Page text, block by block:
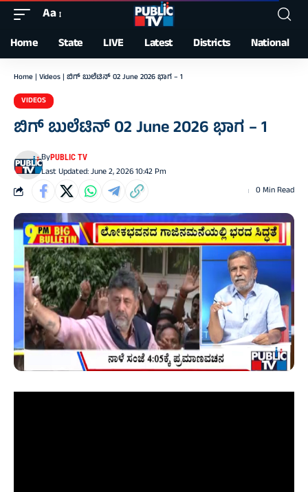
Font
Resizer
Aa
Home State LIVE Latest Districts National
Home | Videos | ಬಿಗ್‌ ಬುಲೆಟಿನ್‌ 02 June 2026 ಭಾಗ – 1
VIDEOS
ಬಿಗ್‌ ಬುಲೆಟಿನ್‌ 02 June 2026 ಭಾಗ – 1
Last Updated: June 2, 2026 10:42 Pm
ByPUBLIC TV
0 Min Read